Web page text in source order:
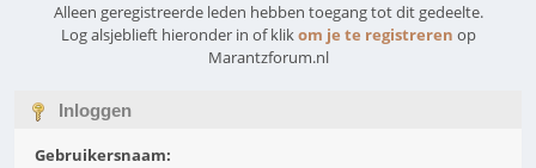
Alleen geregistreerde leden hebben toegang tot dit gedeelte.
Log alsjeblieft hieronder in of klikom je te registreren op
Marantzforum.nl
Inloggen
Gebruikersnaam: